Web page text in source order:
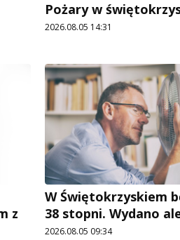
Pożary w
2026.08.05 14:31
z
W Świętokrzyskiem
38 stopni. Wydano
2026.08.05 09:34